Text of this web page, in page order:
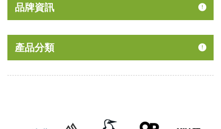
品牌資訊
產品分類